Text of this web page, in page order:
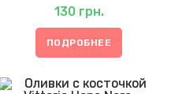
130 грн.
ПОДРОБНЕЕ